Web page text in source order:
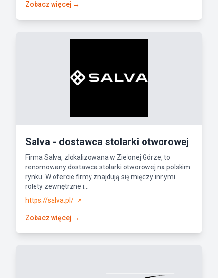
Zobacz więcej →
Salva - dostawca stolarki otworowej
Firma Salva, zlokalizowana w Zielonej Górze, to
renomowany dostawca stolarki otworowej na polskim
rynku. W ofercie firmy znajdują się między innymi
rolety zewnętrzne i...
https://salva.pl/
↗
Zobacz więcej →